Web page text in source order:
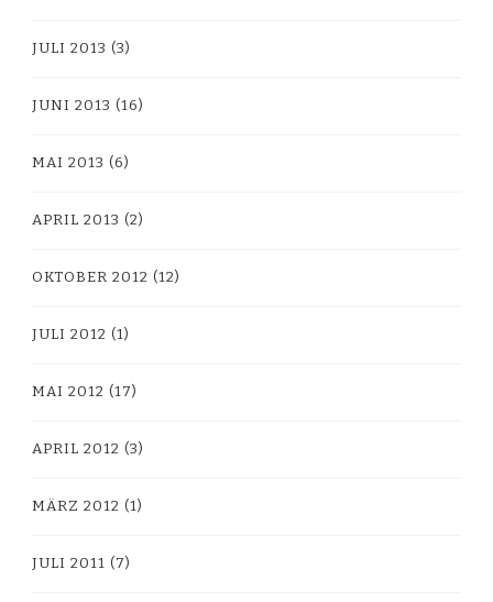
JULI 2013 (3)
JUNI 2013 (16)
MAI 2013 (6)
APRIL 2013 (2)
OKTOBER 2012 (12)
JULI 2012 (1)
MAI 2012 (17)
APRIL 2012 (3)
MÄRZ 2012 (1)
JULI 2011 (7)